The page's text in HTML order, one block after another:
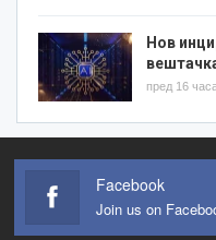
Нов
пред 16
Facebook
Join us on